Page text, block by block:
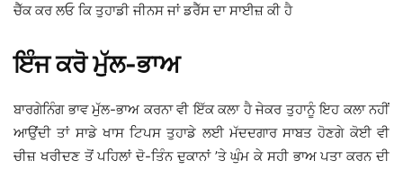
ਚੈੱਕ ਕਰ ਲਓ ਕਿ ਤੁਹਾਡੀ ਜੀਨਸ ਜਾਂ ਡਰੈੱਸ ਦਾ ਸਾਈਜ਼ ਕੀ ਹੈ
ਇੰਜ ਕਰੋ ਮੁੱਲ-ਭਾਅ
ਬਾਰਗੇਨਿੰਗ ਭਾਵ ਮੁੱਲ-ਭਾਅ ਕਰਨਾ ਵੀ ਇੱਕ ਕਲਾ ਹੈ ਜੇਕਰ ਤੁਹਾਨੂੰ ਇਹ ਕਲਾ ਨਹੀਂ
ਆਉਂਦੀ ਤਾਂ ਸਾਡੇ ਖਾਸ ਟਿਪਸ ਤੁਹਾਡੇ ਲਈ ਮੱਦਦਗਾਰ ਸਾਬਤ ਹੋਣਗੇ ਕੋਈ ਵੀ
ਚੀਜ਼ ਖਰੀਦਣ ਤੋਂ ਪਹਿਲਾਂ ਦੋ-ਤਿੰਨ ਦੁਕਾਨਾਂ ’ਤੇ ਘੁੰਮ ਕੇ ਸਹੀ ਭਾਅ ਪਤਾ ਕਰਨ ਦੀ